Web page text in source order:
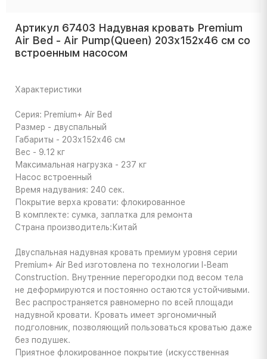
Артикул 67403 Надувная кровать Premium
Air Bed - Air Pump(Queen) 203х152х46 см со
встроенным насосом
Характеристики
Серия: Premium+ Air Bed
Размер - двуспальный
Габариты - 203х152х46 см
Вес - 9.12 кг
Максимальная нагрузка - 237 кг
Насос встроенный
Время надувания: 240 сек.
Покрытие верха кровати: флокированное
В комплекте: сумка, заплатка для ремонта
Страна производитель:Китай
Двуспальная надувная кровать премиум уровня серии
Premium+ Air Bed изготовлена по технологии I-Beam
Construction. Внутренние перегородки под весом тела
не деформируются и постоянно остаются устойчивыми.
Вес распространяется равномерно по всей площади
надувной кровати. Кровать имеет эргономичный
подголовник, позволяющий пользоваться кроватью даже
без подушек.
Приятное флокированное покрытие (искусственная